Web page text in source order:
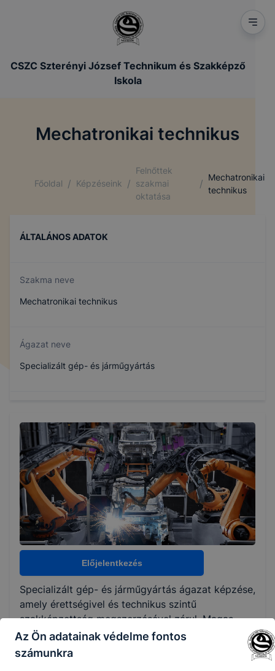
CSZC Szterényi József Technikum és Szakképző
Iskola
Mechatronikai technikus
Főoldal / Képzéseink /
Felnőttek
szakmai
oktatása
/
Mechatronikai
technikus
ÁLTALÁNOS ADATOK
Szakma neve
Mechatronikai technikus
Ágazat neve
Specializált gép- és járműgyártás
507141912
Képzés időtartama
2 év
Választható szakmairányok:
Nem válaszható
KKK/PTT
KKK letöltése (pdf)
PTT letöltése (pdf)
Előjelentkezés
Specializált gép- és járműgyártás ágazat képzése,
amely érettségivel és technikus szintű
szakképzettség megszerzésével zárul. Magas
automatizáltságú termelőberendezés,
berendezéscsoport hibameghatározását végzi, a
Az Ön adatainak védelme fontos
számunkra